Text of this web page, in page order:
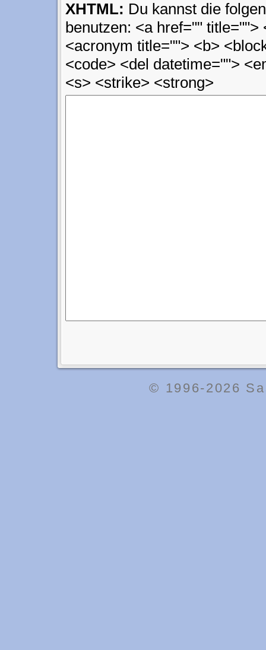
XHTML: Du kannst die
benutzen: <a href="" title="">
<acronym title=""> <b>
<code> <del datetime="">
<s> <strike> <strong>
© 1996-2026